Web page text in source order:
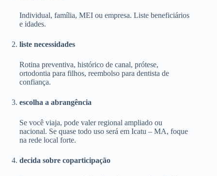
Individual, família, MEI ou empresa. Liste beneficiários
e idades.
liste necessidades
Rotina preventiva, histórico de canal, prótese,
ortodontia para filhos, reembolso para dentista de
confiança.
escolha a abrangência
Se você viaja, pode valer regional ampliado ou
nacional. Se quase todo uso será em Icatu – MA, foque
na rede local forte.
decida sobre coparticipação